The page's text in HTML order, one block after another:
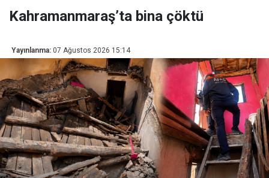
Kahramanmaraş’ta bina çöktü
Yayınlanma: 07 Ağustos 2026 15:14